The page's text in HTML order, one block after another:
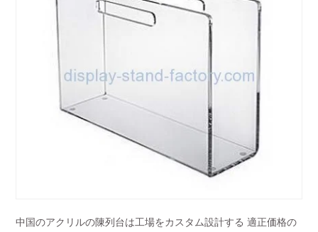
中国のアクリルの陳列台は工場をカスタム設計する 適正価格の